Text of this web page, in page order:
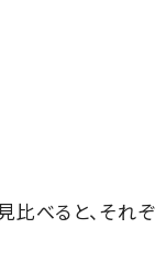
比べると、それぞ